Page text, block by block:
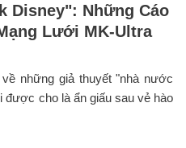
Disney": Những Cáo
Lưới MK-Ultra
những giả thuyết "nhà nước
được cho là ẩn giấu sau vẻ hào